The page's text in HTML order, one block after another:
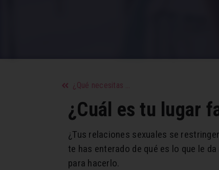
¿Qué necesitas para mejorar tu calidad de vida?
¿Cuál es tu lugar
¿Tus relaciones sexuales se
te has enterado de qué es lo que le
para hacerlo.